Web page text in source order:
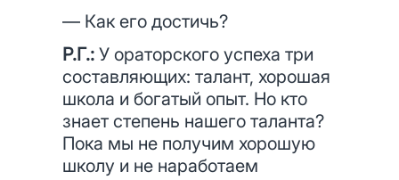
— Как его достичь?
Р.Г.: У ораторского успеха три
составляющих: талант, хорошая
школа и богатый опыт. Но кто
знает степень нашего таланта?
Пока мы не получим хорошую
школу и не наработаем